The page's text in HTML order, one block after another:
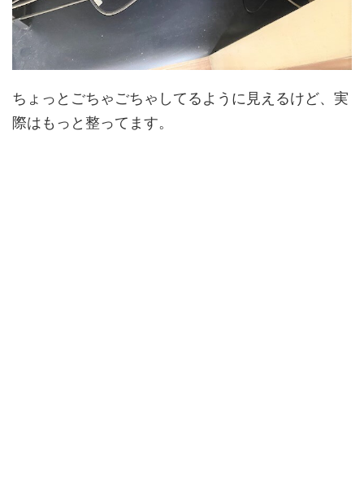
ちょっとごちゃごちゃしてるように見えるけど、実
際はもっと整ってます。